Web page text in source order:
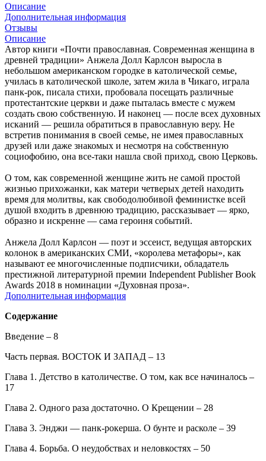
Описание
Дополнительная информация
Отзывы
Описание
Автор книги «Почти православная. Современная женщина в
древней традиции» Анжела Долл Карлсон выросла в
небольшом американском городке в католической семье,
училась в католической школе, затем жила в Чикаго, играла
панк-рок, писала стихи, пробовала посещать различные
протестантские церкви и даже пыталась вместе с мужем
создать свою собственную. И наконец — после всех духовных
исканий — решила обратиться в православную веру. Не
встретив понимания в своей семье, не имея православных
друзей или даже знакомых и несмотря на собственную
социофобию, она все-таки нашла свой приход, свою Церковь.
О том, как современной женщине жить не самой простой
жизнью прихожанки, как матери четверых детей находить
время для молитвы, как свободолюбивой феминистке всей
душой входить в древнюю традицию, рассказывает — ярко,
образно и искренне — сама героиня событий.
Анжела Долл Карлсон — поэт и эссеист, ведущая авторских
колонок в американских СМИ, «королева метафоры», как
называют ее многочисленные подписчики, обладатель
престижной литературной премии Independent Publisher Book
Awards 2018 в номинации «Духовная проза».
Дополнительная информация
Содержание
Введение – 8
Часть первая. ВОСТОК И ЗАПАД – 13
Глава 1. Детство в католичестве. О том, как все начиналось –
17
Глава 2. Одного раза достаточно. О Крещении – 28
Глава 3. Энджи — панк-рокерша. О бунте и расколе – 39
Глава 4. Борьба. О неудобствах и неловкостях – 50